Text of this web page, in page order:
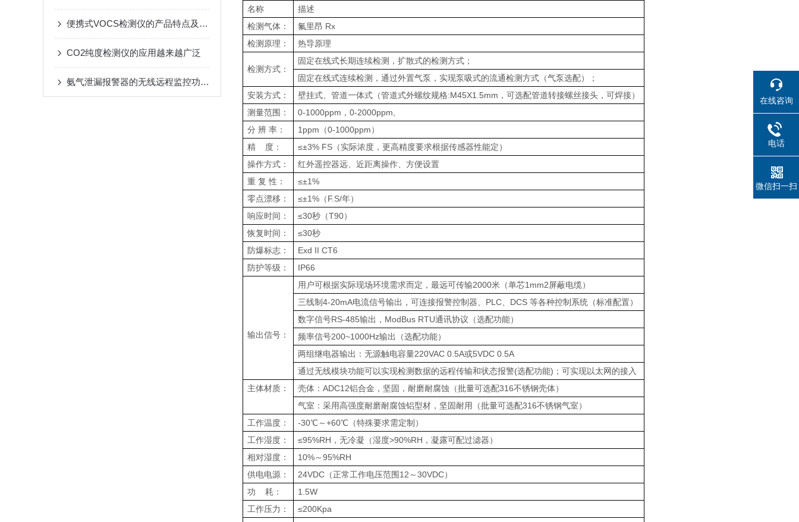
便携式VOCS检测仪的产品特点及应用领域
CO2纯度检测仪的应用越来越广泛
氨气泄漏报警器的无线远程监控功能实现
名称
描述
检测气体：
氟里昂 Rx
检测原理：
热导原理
检测方式：
固定在线式长期连续检测，扩散式的检测方式；
固定在线式连续检测，通过外置气泵，实现泵吸式的流通检测方式（气泵选配）；
安装方式：
壁挂式、管道一体式（管道式外螺纹规格:M45X1.5mm，可选配管道转接螺丝接头，可焊接）
测量范围：
0-1000ppm，0-2000ppm,
分 辨 率：
1ppm（0-1000ppm）
精 度：
≤±3% FS（实际浓度，更高精度要求根据传感器性能定）
操作方式：
红外遥控器远、近距离操作、方便设置
重 复 性：
≤±1%
零点漂移：
≤±1%（F.S/年）
响应时间：
≤30秒（T90）
恢复时间：
≤30秒
防爆标志：
Exd II CT6
防护等级：
IP66
输出信号：
用户可根据实际现场环境需求而定，最远可传输2000米（单芯1mm2屏蔽电缆）
三线制4-20mA电流信号输出，可连接报警控制器、PLC、DCS 等各种控制系统（标准配置）
数字信号RS-485输出，ModBus RTU通讯协议（选配功能）
频率信号200~1000Hz输出（选配功能）
两组继电器输出：无源触电容量220VAC 0.5A或5VDC 0.5A
通过无线模块功能可以实现检测数据的远程传输和状态报警(选配功能)；可实现以太网的接入
主体材质：
壳体：ADC12铝合金，坚固，耐磨耐腐蚀（批量可选配316不锈钢壳体）
气室：采用高强度耐磨耐腐蚀铝型材，坚固耐用（批量可选配316不锈钢气室）
工作温度：
-30℃～+60℃（特殊要求需定制）
工作湿度：
≤95%RH，无冷凝（湿度>90%RH，凝露可配过滤器）
相对湿度：
10%～95%RH
供电电源：
24VDC（正常工作电压范围12～30VDC）
功 耗：
1.5W
工作压力：
≤200Kpa
在线咨询
电话
微信扫一扫